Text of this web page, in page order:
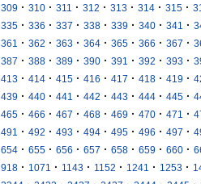
309 · 310 · 311 · 312 · 313 · 314 · 315 ·
335 · 336 · 337 · 338 · 339 · 340 · 341 ·
361
· 362 · 363 · 364 · 365 · 366 · 367 ·
387 · 388 · 389 · 390 · 391 · 392 · 393 ·
413 · 414 · 415 · 416 · 417 · 418 · 419 ·
439 · 440 · 441 · 442 · 443 · 444 · 445 ·
465 · 466 · 467 · 468 · 469 · 470 · 471 ·
491
· 492 · 493 · 494 · 495 · 496 · 497 ·
654 · 655 · 656 · 657 · 658 · 659 · 660 ·
918 · 1071 · 1143 · 1152 · 1241 · 1253 ·